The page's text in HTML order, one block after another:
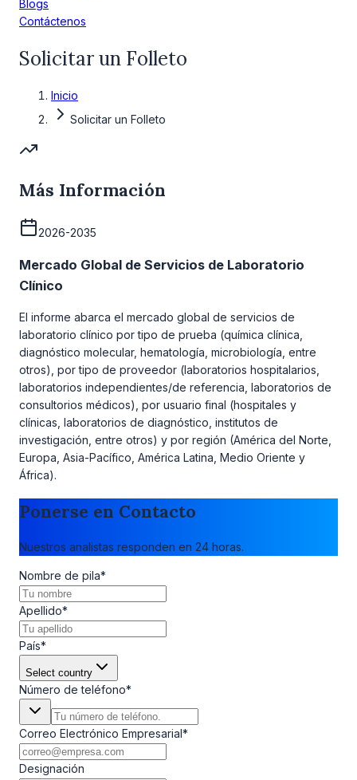
Blogs
Contáctenos
Solicitar un Folleto
Inicio
Solicitar un Folleto
Más Información
2026-2035
Mercado Global de Servicios de Laboratorio
Clínico
El informe abarca el mercado global de servicios de
laboratorio clínico por tipo de prueba (química clínica,
diagnóstico molecular, hematología, microbiología, entre
otros), por tipo de proveedor (laboratorios hospitalarios,
laboratorios independientes/de referencia, laboratorios de
consultorios médicos), por usuario final (hospitales y
clínicas, laboratorios de diagnóstico, institutos de
investigación, entre otros) y por región (América del Norte,
Europa, Asia-Pacífico, América Latina, Medio Oriente y
África).
Ponerse en Contacto
Nuestros analistas responden en 24 horas.
Nombre de pila*
Apellido*
País*
Select country
Número de teléfono*
Correo Electrónico Empresarial*
Designación